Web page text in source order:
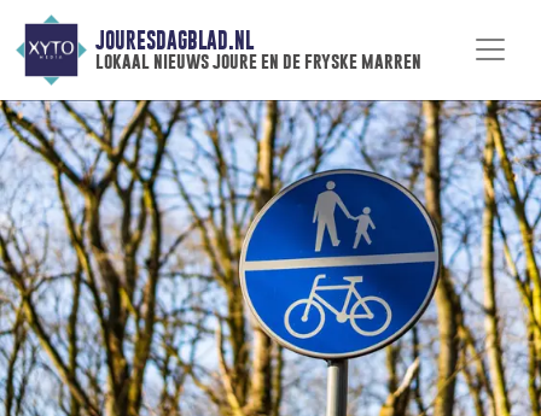
JOURESDAGBLAD.NL
lokaal nieuws joure en de fryske marren